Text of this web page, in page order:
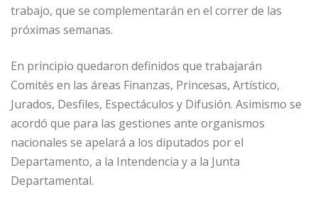
trabajo, que se complementarán en el correr de las
próximas semanas.
En principio quedaron definidos que trabajarán
Comités en las áreas Finanzas, Princesas, Artístico,
Jurados, Desfiles, Espectáculos y Difusión. Asimismo se
acordó que para las gestiones ante organismos
nacionales se apelará a los diputados por el
Departamento, a la Intendencia y a la Junta
Departamental.